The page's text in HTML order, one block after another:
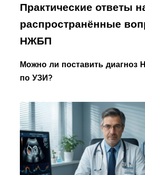
Практические ответы
распространённые
НЖБП
Можно ли поставить диагноз
по УЗИ?